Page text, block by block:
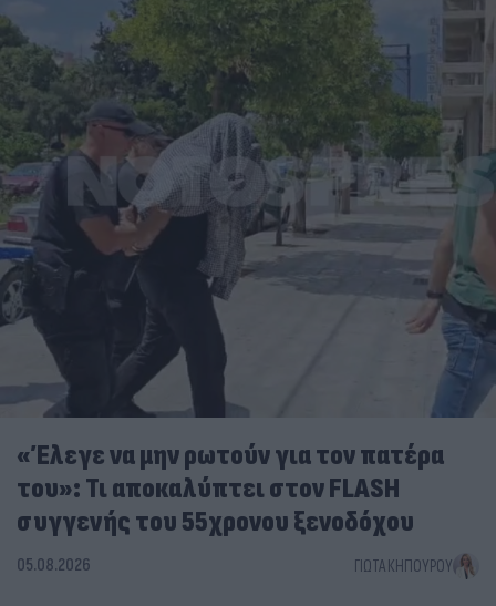
«Έλεγε να μην ρωτούν για τον πατέρα
του»: Τι αποκαλύπτει στον FLASH
συγγενής του 55χρονου ξενοδόχου
05.08.2026 ΓΙΏΤΑ ΚΗΠΟΥΡΟΎ